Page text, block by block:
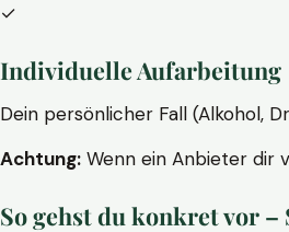
✓
Individuelle Aufarbeitung
Dein persönlicher Fall (Alkohol,
Achtung: Wenn ein Anbieter dir
So gehst du konkret vor